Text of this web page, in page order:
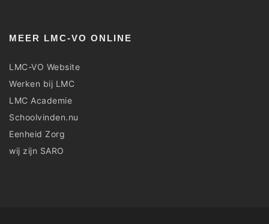
MEER LMC-VO ONLINE
LMC-VO Website
Werken bij LMC
LMC Academie
Schoolvinden.nu
Eenheid Zorg
wij zijn SARO